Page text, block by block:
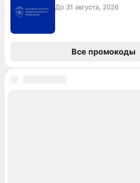
До 31 августа, 2026
Все промокоды